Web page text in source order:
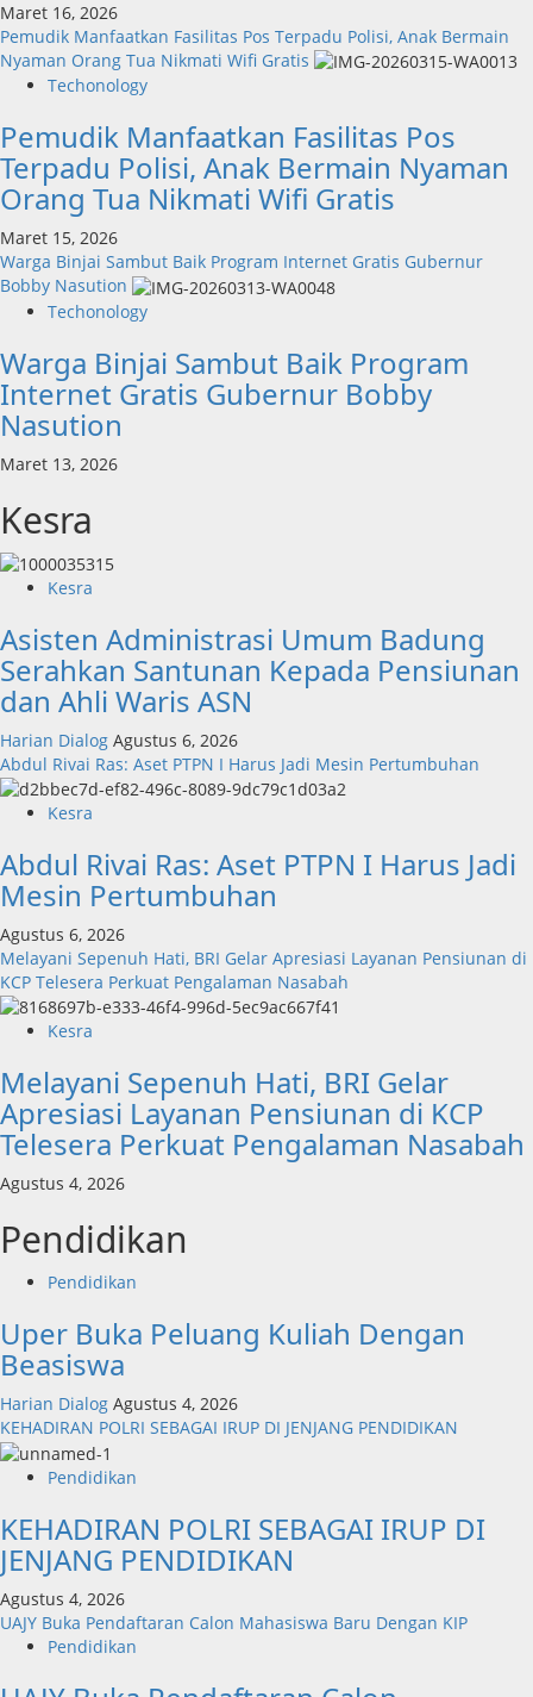
Maret 16, 2026
Pemudik Manfaatkan Fasilitas Pos Terpadu Polisi, Anak Bermain
Nyaman Orang Tua Nikmati Wifi Gratis
Techonology
Pemudik Manfaatkan Fasilitas Pos
Terpadu Polisi, Anak Bermain Nyaman
Orang Tua Nikmati Wifi Gratis
Maret 15, 2026
Warga Binjai Sambut Baik Program Internet Gratis Gubernur
Bobby Nasution
Techonology
Warga Binjai Sambut Baik Program
Internet Gratis Gubernur Bobby
Nasution
Maret 13, 2026
Kesra
Kesra
Asisten Administrasi Umum Badung
Serahkan Santunan Kepada Pensiunan
dan Ahli Waris ASN
Harian Dialog Agustus 6, 2026
Abdul Rivai Ras: Aset PTPN I Harus Jadi Mesin Pertumbuhan
Kesra
Abdul Rivai Ras: Aset PTPN I Harus Jadi
Mesin Pertumbuhan
Agustus 6, 2026
Melayani Sepenuh Hati, BRI Gelar Apresiasi Layanan Pensiunan di
KCP Telesera Perkuat Pengalaman Nasabah
Kesra
Melayani Sepenuh Hati, BRI Gelar
Apresiasi Layanan Pensiunan di KCP
Telesera Perkuat Pengalaman Nasabah
Agustus 4, 2026
Pendidikan
Pendidikan
Uper Buka Peluang Kuliah Dengan
Beasiswa
Harian Dialog Agustus 4, 2026
KEHADIRAN POLRI SEBAGAI IRUP DI JENJANG PENDIDIKAN
Pendidikan
KEHADIRAN POLRI SEBAGAI IRUP DI
JENJANG PENDIDIKAN
Agustus 4, 2026
UAJY Buka Pendaftaran Calon Mahasiswa Baru Dengan KIP
Pendidikan